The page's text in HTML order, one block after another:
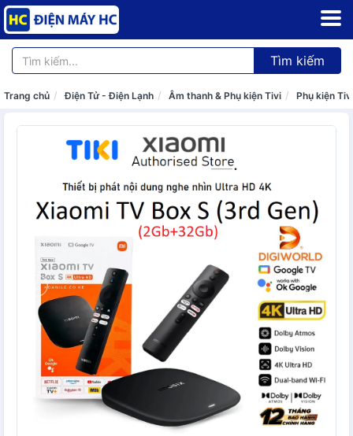
Tìm kiếm
Trang chủ Điện Tử - Điện Lạnh Âm thanh & Phụ kiện Tivi Phụ kiện Tivi